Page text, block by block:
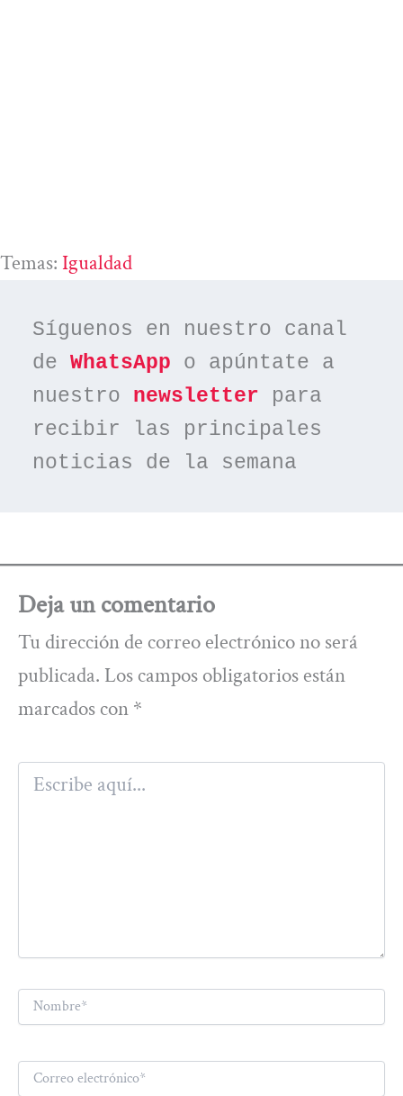
Temas: Igualdad
Síguenos en nuestro canal
de WhatsApp o apúntate a
nuestro newsletter para
recibir las principales
noticias de la semana
Deja un comentario
Tu dirección de correo electrónico no será
publicada. Los campos obligatorios están
marcados con *
Escribe
aquí...
Nombre*
Correo
electrónico*